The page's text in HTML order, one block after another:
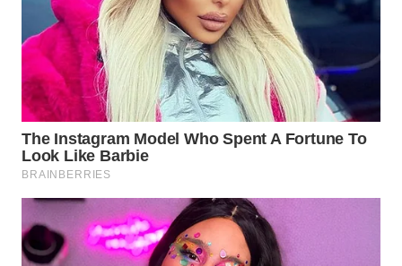
LESUNG
WN
KARO
WN
SIMALUNGUN
LABUHANBATU
WN